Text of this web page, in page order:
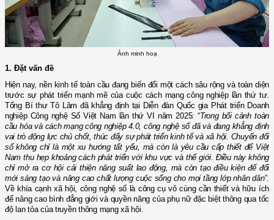
Ảnh minh hoạ
1. Đặt vấn đề
Hiện nay, nền kinh tế toàn cầu đang biến đổi một cách sâu rộng và toàn diện
trước sự phát triển mạnh mẽ của cuộc cách mạng công nghiệp lần thứ tư.
Tổng Bí thư Tô Lâm đã khẳng định tại Diễn đàn Quốc gia Phát triển Doanh
nghiệp Công nghệ Số Việt Nam lần thứ VI năm 2025: “Trong bối cảnh toàn
cầu hóa và cách mạng công nghiệp 4.0, công nghệ số đã và đang khẳng định
vai trò động lực chủ chốt, thúc đẩy sự phát triển kinh tế và xã hội. Chuyển đổi
số không chỉ là một xu hướng tất yếu, mà còn là yêu cầu cấp thiết để Việt
Nam thu hẹp khoảng cách phát triển với khu vực và thế giới. Điều này không
chỉ mở ra cơ hội cải thiện năng suất lao động, mà còn tạo điều kiện để đổi
mới sáng tạo và nâng cao chất lượng cuộc sống cho mọi tầng lớp nhân dân”.
Về khía cạnh xã hội, công nghệ số là công cụ vô cùng cần thiết và hữu ích
để nâng cao bình đẳng giới và quyền năng của phụ nữ đặc biệt thông qua tốc
độ lan tỏa của truyền thông mạng xã hội.